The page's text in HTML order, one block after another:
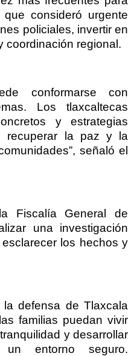
consideró urgente
policiales, invertir en
coordinación regional.
conformarse con
Los tlaxcaltecas
y estrategias
recuperar la paz y la
señaló el
Fiscalía General de
una investigación
los hechos y
la defensa de Tlaxcala
familias puedan vivir
y desarrollar
entorno seguro.